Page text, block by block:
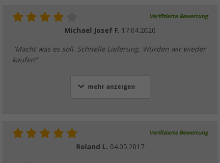
Verifizierte Bewertung
Michael Josef F. 17.04.2020
"Macht was es soll. Schnelle Lieferung. Würden wir wieder
kaufen"
mehr anzeigen
Verifizierte Bewertung
Roland L. 04.05.2017